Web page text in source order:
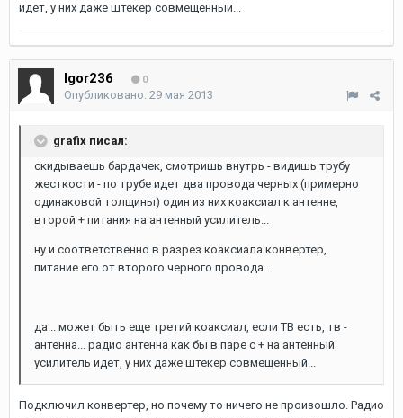
идет, у них даже штекер совмещенный...
Igor236 0
Опубликовано: 29 мая 2013
grafix писал:
скидываешь бардачек, смотришь внутрь - видишь трубу
жесткости - по трубе идет два провода черных (примерно
одинаковой толщины) один из них коаксиал к антенне,
второй + питания на антенный усилитель...
ну и соответственно в разрез коаксиала конвертер,
питание его от второго черного провода...
да... может быть еще третий коаксиал, если ТВ есть, тв -
антенна... радио антенна как бы в паре с + на антенный
усилитель идет, у них даже штекер совмещенный...
Подключил конвертер, но почему то ничего не произошло. Радио